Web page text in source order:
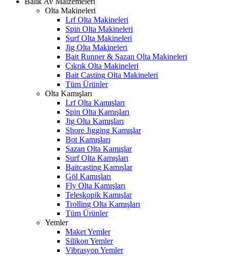
Olta Makineleri
Lrf Olta Makineleri
Spin Olta Makineleri
Surf Olta Makineleri
Jig Olta Makineleri
Bait Runner & Sazan Olta Makineleri
Çıkrık Olta Makineleri
Bait Casting Olta Makineleri
Tüm Ürünler
Olta Kamışları
Lrf Olta Kamışları
Spin Olta Kamışları
Jig Olta Kamışları
Shore Jigging Kamışlar
Bot Kamışları
Sazan Olta Kamışlar
Surf Olta Kamışları
Baitcasting Kamışlar
Göl Kamışları
Fly Olta Kamışları
Teleskopik Kamışlar
Trolling Olta Kamışları
Tüm Ürünler
Yemler
Maket Yemler
Silikon Yemler
Vibrasyon Yemler